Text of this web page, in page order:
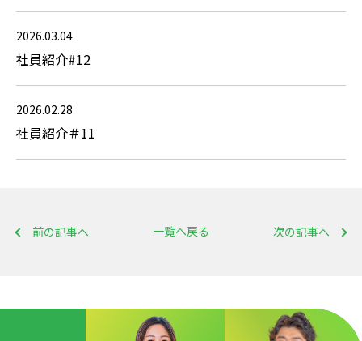
2026.03.04
社員紹介#12
2026.02.28
社員紹介＃11
前の記事へ 次の記事へ
一覧へ戻る